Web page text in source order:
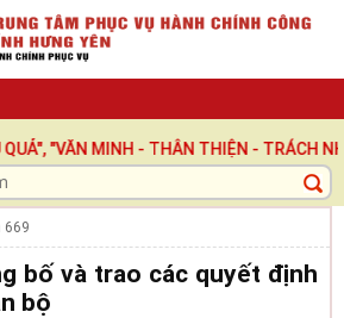
- THÂN THIỆN - TRÁCH NHIỆM
669
bố và trao các quyết định
bộ